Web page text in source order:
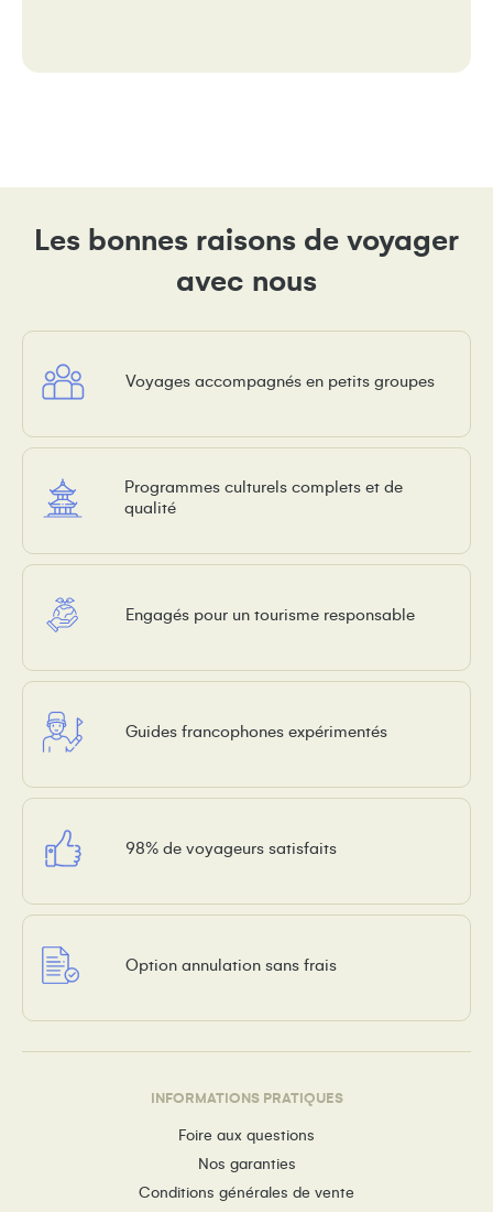
Les bonnes raisons de voyager
avec nous
Voyages accompagnés en petits groupes
Programmes culturels complets et de
qualité
Engagés pour un tourisme responsable
Guides francophones expérimentés
98% de voyageurs satisfaits
Option annulation sans frais
INFORMATIONS PRATIQUES
Foire aux questions
Nos garanties
Conditions générales de vente